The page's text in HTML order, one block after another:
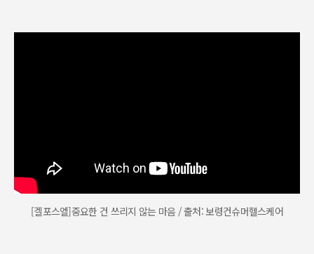
[겔포스엘]중요한 건 쓰리지 않는 마음 / 출처: 보령컨슈머헬스케어